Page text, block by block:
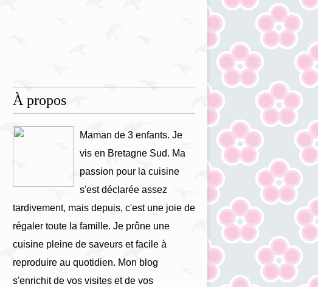
À propos
Maman de 3 enfants. Je
vis en Bretagne Sud. Ma
passion pour la cuisine
s'est déclarée assez
tardivement, mais depuis, c'est une joie de
régaler toute la famille. Je prône une
cuisine pleine de saveurs et facile à
reproduire au quotidien. Mon blog
s'enrichit de vos visites et de vos